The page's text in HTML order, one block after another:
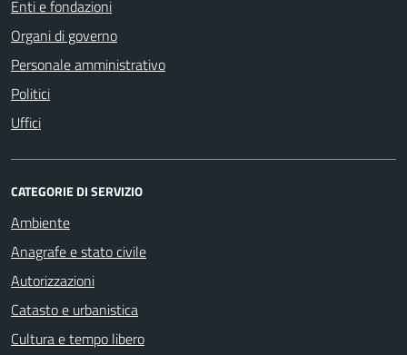
Enti e fondazioni
Organi di governo
Personale amministrativo
Politici
Uffici
CATEGORIE DI SERVIZIO
Ambiente
Anagrafe e stato civile
Autorizzazioni
Catasto e urbanistica
Cultura e tempo libero